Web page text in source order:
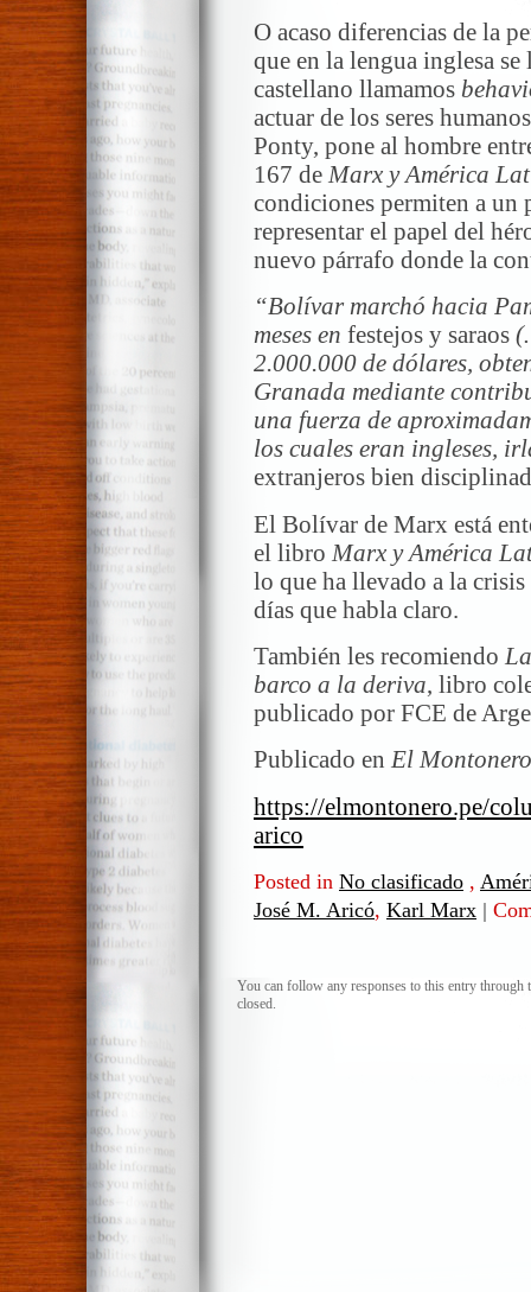
O acaso diferencias de la
que en la lengua inglesa
castellano llamamos
actuar de los seres
Ponty, pone al hombre
167 de Marx y América
condiciones permiten a un
representar el papel del
nuevo párrafo donde la
“Bolívar marchó hacia
meses en festejos y saraos
2.000.000 de dólares,
Granada mediante
una fuerza de
los cuales eran ingleses,
extranjeros bien
El Bolívar de Marx está
el libro Marx y América
lo que ha llevado a la crisis
días que habla claro.
También les recomiendo
barco a la deriva, libro
publicado por FCE de
Publicado en El Montonero
https://elmontonero.pe/
arico
Posted in No clasificado ,
José M. Aricó, Karl Marx |
You can follow any responses to this entry through
closed.